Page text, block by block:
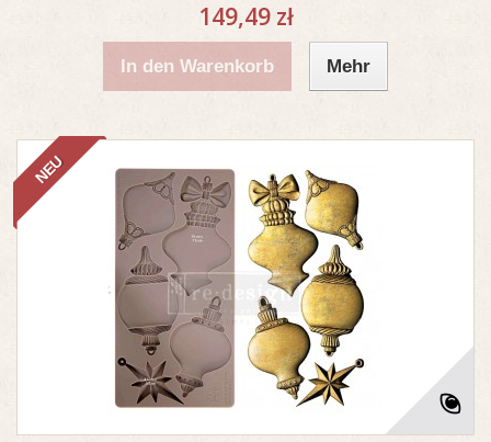
149,49 zł
In den Warenkorb Mehr
NEU